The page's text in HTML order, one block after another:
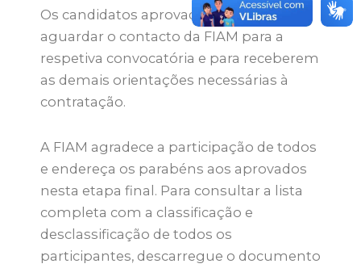
Os candidatos aprovados deverão
aguardar o contacto da FIAM para a
respetiva convocatória e para receberem
as demais orientações necessárias à
contratação.
A FIAM agradece a participação de todos
e endereça os parabéns aos aprovados
nesta etapa final. Para consultar a lista
completa com a classificação e
desclassificação de todos os
participantes, descarregue o documento